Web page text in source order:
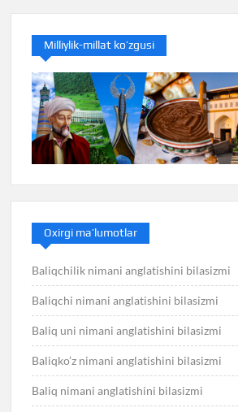
Milliylik-millat ko’zgusi
Oxirgi ma’lumotlar
Baliqchilik nimani anglatishini bilasizmi
Baliqchi nimani anglatishini bilasizmi
Baliq uni nimani anglatishini bilasizmi
Baliqko’z nimani anglatishini bilasizmi
Baliq nimani anglatishini bilasizmi